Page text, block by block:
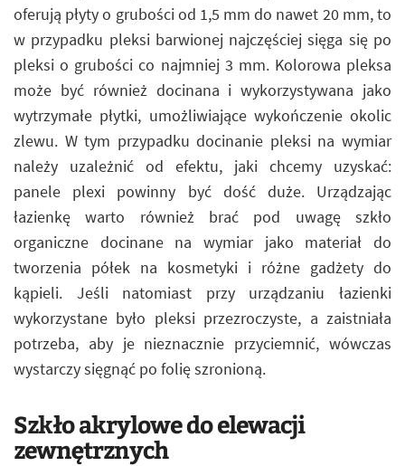
oferują płyty o grubości od 1,5 mm do nawet 20 mm, to
w przypadku pleksi barwionej najczęściej sięga się po
pleksi o grubości co najmniej 3 mm. Kolorowa pleksa
może być również docinana i wykorzystywana jako
wytrzymałe płytki, umożliwiające wykończenie okolic
zlewu. W tym przypadku docinanie pleksi na wymiar
należy uzależnić od efektu, jaki chcemy uzyskać:
panele plexi powinny być dość duże. Urządzając
łazienkę warto również brać pod uwagę szkło
organiczne docinane na wymiar jako materiał do
tworzenia półek na kosmetyki i różne gadżety do
kąpieli. Jeśli natomiast przy urządzaniu łazienki
wykorzystane było pleksi przezroczyste, a zaistniała
potrzeba, aby je nieznacznie przyciemnić, wówczas
wystarczy sięgnąć po folię szronioną.
Szkło akrylowe do elewacji
zewnętrznych